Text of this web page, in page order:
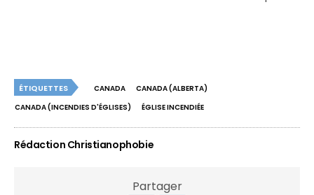
ÉTIQUETTES CANADA
CANADA (ALBERTA)
CANADA (INCENDIES D'ÉGLISES)
ÉGLISE INCENDIÉE
Rédaction Christianophobie
Partager